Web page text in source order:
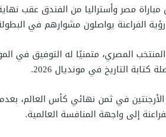
مصر وأستراليا من الفندق عقب نهاية
الفراعنة يواصلون مشوارهم في
المصري، متمنيًا له التوفيق في
في ثمن نهائي كأس العالم،
إلى واجهة المنافسة العالمية.